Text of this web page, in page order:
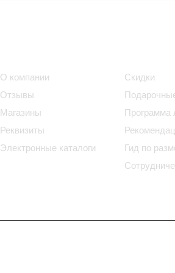
О компании
Отзывы
Магазины
Реквизиты
Электронные каталоги
Скидки
Программа
Гид по